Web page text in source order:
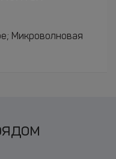
Микроволновая